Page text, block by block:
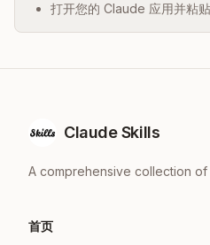
打开您的 Claude 应用并粘
Claude Skills
A comprehensive collection of
首页